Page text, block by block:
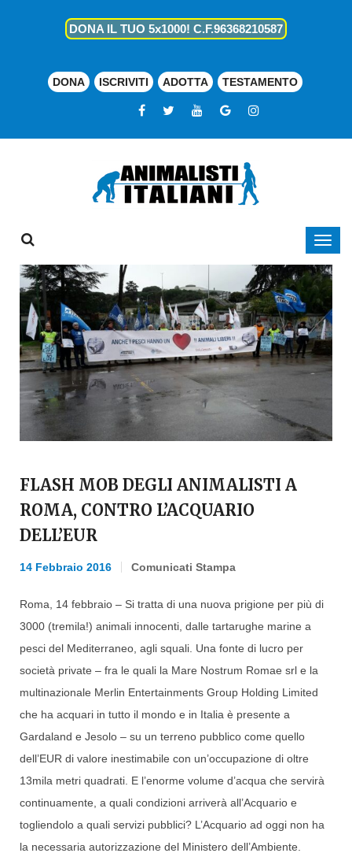
DONA IL TUO 5x1000! C.F.96368210587
DONA ISCRIVITI ADOTTA TESTAMENTO
FLASH MOB DEGLI ANIMALISTI A
ROMA, CONTRO L’ACQUARIO
DELL’EUR
14 Febbraio 2016 Comunicati Stampa
Roma, 14 febbraio – Si tratta di una nuova prigione per più di
3000 (tremila!) animali innocenti, dalle tartarughe marine a
pesci del Mediterraneo, agli squali. Una fonte di lucro per
società private – fra le quali la Mare Nostrum Romae srl e la
multinazionale Merlin Entertainments Group Holding Limited
che ha acquari in tutto il mondo e in Italia è presente a
Gardaland e Jesolo – su un terreno pubblico come quello
dell’EUR di valore inestimabile con un’occupazione di oltre
13mila metri quadrati. E l’enorme volume d’acqua che servirà
continuamente, a quali condizioni arriverà all’Acquario e
togliendolo a quali servizi pubblici? L’Acquario ad oggi non ha
la necessaria autorizzazione del Ministero dell’Ambiente.